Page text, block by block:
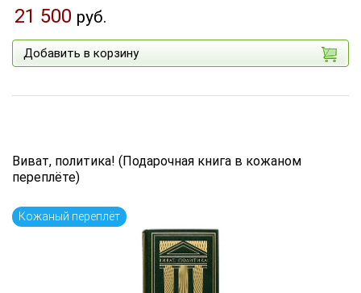
21 500 руб.
Добавить в корзину
Виват, политика! (Подарочная книга в кожаном
переплёте)
Кожаный переплёт